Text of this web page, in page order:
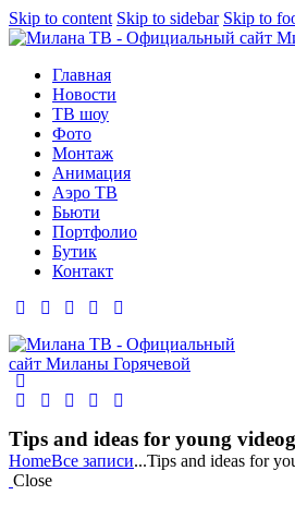
Skip to content Skip to sidebar Skip to
Главная
Новости
ТВ шоу
Фото
Монтаж
Анимация
Аэро ТВ
Бьюти
Портфолио
Бутик
Контакт
Tips and ideas for young
HomeВсе записи...Tips and ideas for
Close